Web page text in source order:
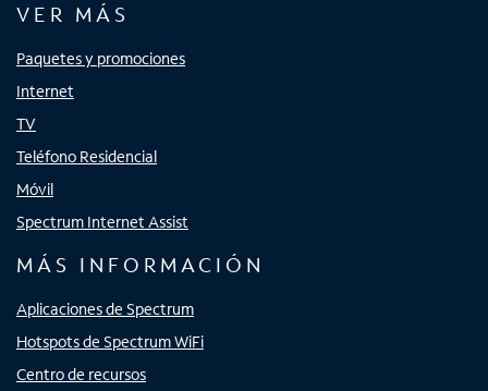
VER MÁS
Paquetes y promociones
Internet
TV
Teléfono Residencial
Móvil
Spectrum Internet Assist
MÁS INFORMACIÓN
Aplicaciones de Spectrum
Hotspots de Spectrum WiFi
Centro de recursos